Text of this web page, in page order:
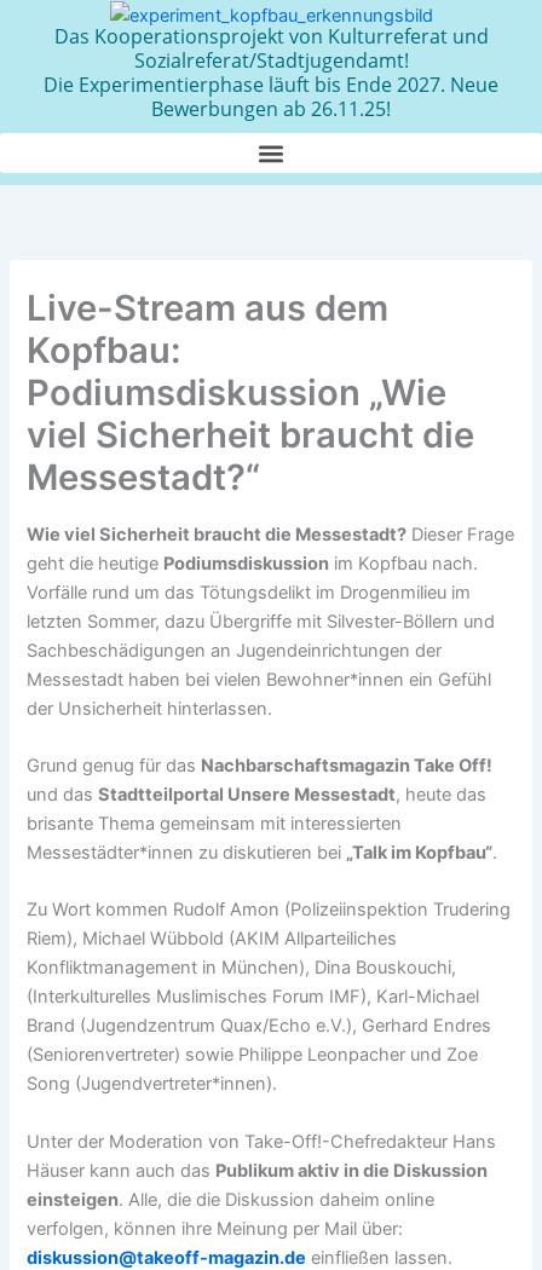
Das Kooperationsprojekt von Kulturreferat und
Sozialreferat/Stadtjugendamt!
Die Experimentierphase läuft bis Ende 2027. Neue
Bewerbungen ab 26.11.25!
Live-Stream aus dem
Kopfbau:
Podiumsdiskussion „Wie
viel Sicherheit braucht die
Messestadt?“
Wie viel Sicherheit braucht die Messestadt? Dieser Frage
geht die heutige Podiumsdiskussion im Kopfbau nach.
Vorfälle rund um das Tötungsdelikt im Drogenmilieu im
letzten Sommer, dazu Übergriffe mit Silvester-Böllern und
Sachbeschädigungen an Jugendeinrichtungen der
Messestadt haben bei vielen Bewohner*innen ein Gefühl
der Unsicherheit hinterlassen.
Grund genug für das Nachbarschaftsmagazin Take Off!
und dasStadtteilportal Unsere Messestadt, heute das
brisante Thema gemeinsam mit interessierten
Messestädter*innen zu diskutieren bei „Talk im Kopfbau“.
Zu Wort kommen Rudolf Amon (Polizeiinspektion Trudering
Riem), Michael Wübbold (AKIM Allparteiliches
Konfliktmanagement in München), Dina Bouskouchi,
(Interkulturelles Muslimisches Forum IMF), Karl-Michael
Brand (Jugendzentrum Quax/Echo e.V.), Gerhard Endres
(Seniorenvertreter) sowie Philippe Leonpacher und Zoe
Song (Jugendvertreter*innen).
Unter der Moderation von Take-Off!-Chefredakteur Hans
Häuser kann auch das Publikum aktiv in die Diskussion
einsteigen. Alle, die die Diskussion daheim online
verfolgen, können ihre Meinung per Mail über:
diskussion@takeoff-magazin.de einfließen lassen.